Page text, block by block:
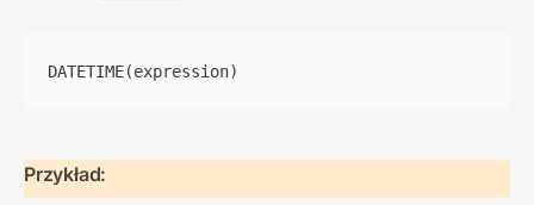
DATETIME(expression)
Przykład: